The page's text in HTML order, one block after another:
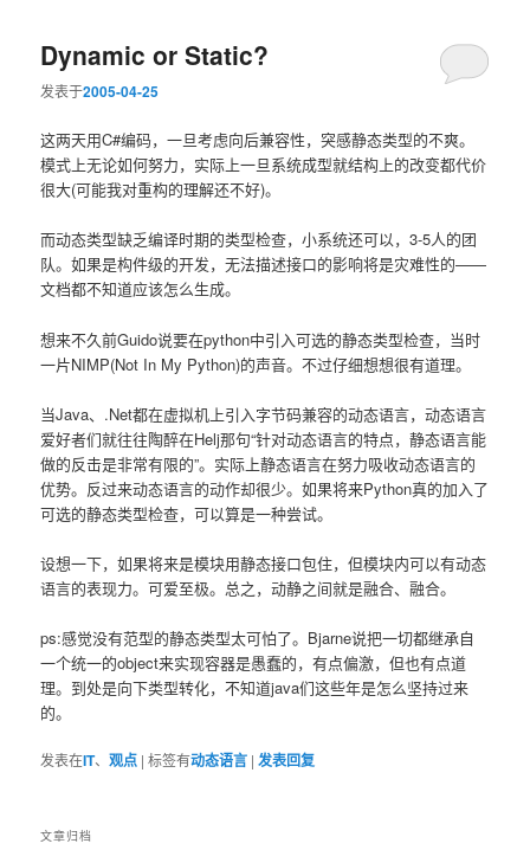
Dynamic or Static?
发表于2005-04-25
这两天用C#编码，一旦考虑向后兼容性，突感静态类型的不爽。
模式上无论如何努力，实际上一旦系统成型就结构上的改变都代价
很大(可能我对重构的理解还不好)。
而动态类型缺乏编译时期的类型检查，小系统还可以，3-5人的团
队。如果是构件级的开发，无法描述接口的影响将是灾难性的——
文档都不知道应该怎么生成。
想来不久前Guido说要在python中引入可选的静态类型检查，当时
一片NIMP(Not In My Python)的声音。不过仔细想想很有道理。
当Java、.Net都在虚拟机上引入字节码兼容的动态语言，动态语言
爱好者们就往往陶醉在Helj那句“针对动态语言的特点，静态语言能
做的反击是非常有限的”。实际上静态语言在努力吸收动态语言的
优势。反过来动态语言的动作却很少。如果将来Python真的加入了
可选的静态类型检查，可以算是一种尝试。
设想一下，如果将来是模块用静态接口包住，但模块内可以有动态
语言的表现力。可爱至极。总之，动静之间就是融合、融合。
ps:感觉没有范型的静态类型太可怕了。Bjarne说把一切都继承自
一个统一的object来实现容器是愚蠢的，有点偏激，但也有点道
理。到处是向下类型转化，不知道java们这些年是怎么坚持过来
的。
发表在IT、观点 |标签有动态语言 |发表回复
文章归档